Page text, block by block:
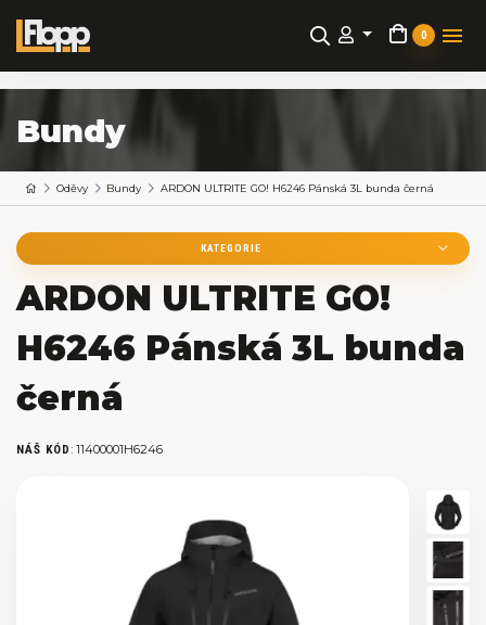
0
Bundy
Oděvy Bundy ARDON ULTRITE GO! H6246 Pánská 3L bunda černá
KATEGORIE
ARDON ULTRITE GO!
H6246 Pánská 3L bunda
černá
NÁŠ KÓD: 11400001H6246